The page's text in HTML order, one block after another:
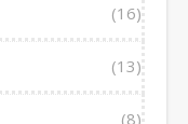
(16)
(13)
(8)